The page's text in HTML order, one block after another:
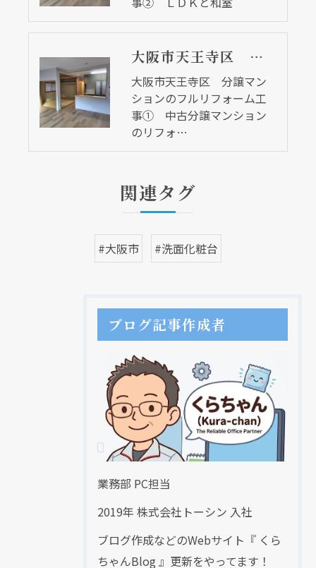
大阪市天王寺区 分譲マンションのフルリフォーム工事① 中古分譲マンションのリフォーム
大阪市天王寺区 分譲マン
ションのフルリフォーム工
事① 中古分譲マンション
のリフォ…
関連タグ
#大阪市 #洗面化粧台
ブログ記事作成者
業務部 PC担当
2019年 株式会社トーシン 入社
ブログ作成などのWebサイト『 くら
ちゃんBlog 』更新をやってます！
クリックでチラシのページにジャンプします
クリックでチラシのページにジャンプします